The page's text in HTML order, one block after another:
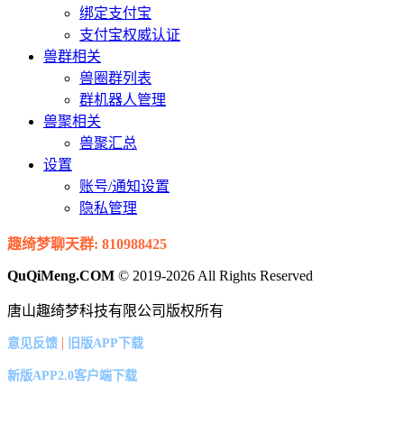
绑定支付宝
支付宝权威认证
兽群相关
兽圈群列表
群机器人管理
兽聚相关
兽聚汇总
设置
账号/通知设置
隐私管理
趣绮梦聊天群: 810988425
QuQiMeng.COM © 2019-2026 All Rights Reserved
唐山趣绮梦科技有限公司版权所有
意见反馈 | 旧版APP下载
新版APP2.0客户端下载